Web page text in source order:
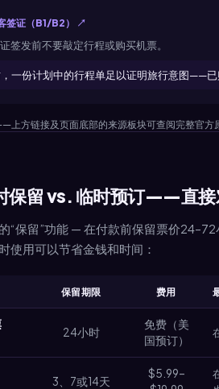
签证（B1/B2） ↗
签发前不要敲定行程或购买机票。
一份计划中的行程单足以证明旅行意图——
上方链接及页面底部的来源板块可查阅完整官方
保留 vs. 临时预订——直接
“保留”功能 — 在付款前保留票价
使用可以节省金钱和时间：
保留期限 费用
24小时
免费（美
国预订）
3、7或14天
$5.99–